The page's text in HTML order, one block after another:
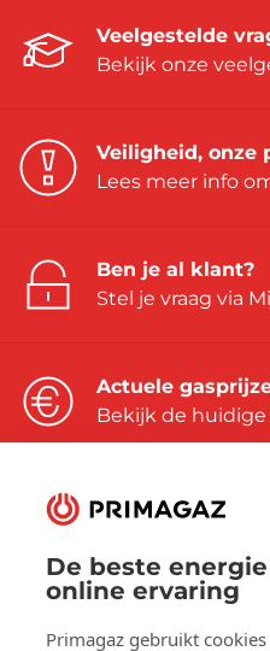
De beste
online ervaring
Primagaz gebruikt
Veelgestelde
Bekijk onze
Veiligheid, onze
Lees meer info
Ben je al klant?
Stel je vraag via
Actuele
Bekijk de huidige
Volg ons op:
LinkedIn